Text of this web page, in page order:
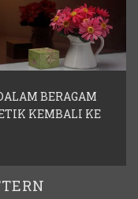
BERAGAM
KEMBALI KE